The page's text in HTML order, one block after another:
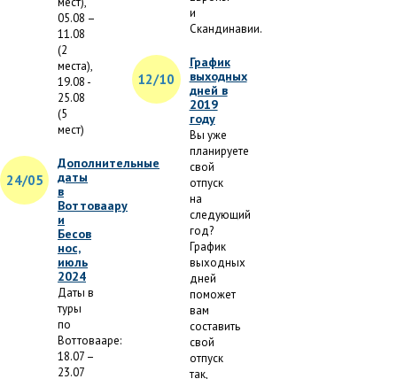
05.08 –
11.08
(2
места),
19.08 -
25.08
(5
мест)
24/05
Дополнительные
даты
в
Воттоваару
и
Бесов
нос,
июль
2024
Даты в
туры
по
Воттовааре:
18.07 –
23.07
и
Скандинавии.
12/10
График
выходных
дней в
2019
году
Вы уже
планируете
свой
отпуск
на
следующий
год?
График
выходных
дней
поможет
вам
составить
свой
отпуск
так,